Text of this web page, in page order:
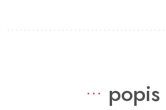
popis